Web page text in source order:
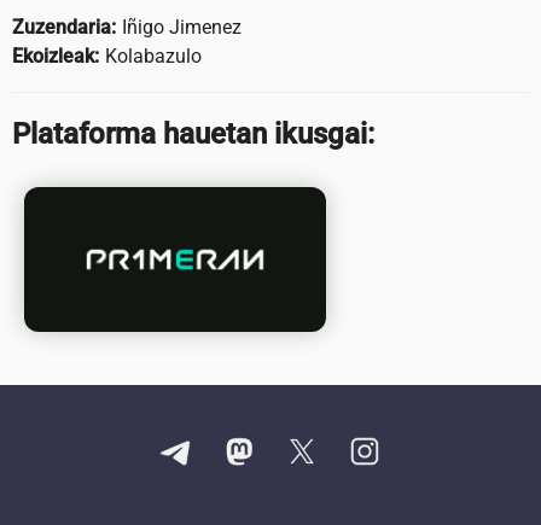
Zuzendaria: Iñigo Jimenez
Ekoizleak: Kolabazulo
Plataforma hauetan ikusgai: